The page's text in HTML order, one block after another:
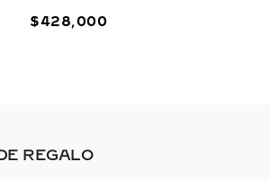
$428,000
REGALO​